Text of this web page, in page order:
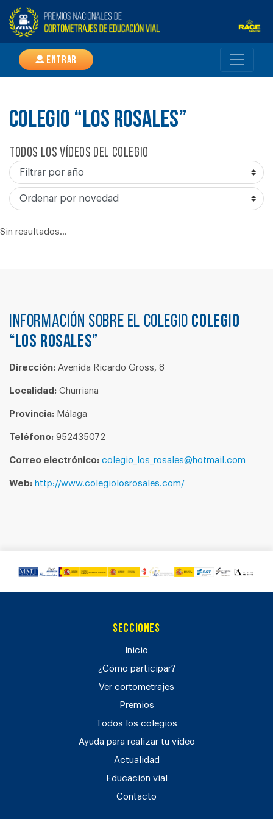
Entrar
COLEGIO “LOS ROSALES”
Todos los vídeos del colegio
Sin resultados...
Información sobre el colegio COLEGIO
“LOS ROSALES”
Dirección: Avenida Ricardo Gross, 8
Localidad: Churriana
Provincia: Málaga
Teléfono: 952435072
Correo electrónico: colegio_los_rosales@hotmail.com
Web: http://www.colegiolosrosales.com/
Secciones
Inicio
¿Cómo participar?
Ver cortometrajes
Premios
Todos los colegios
Ayuda para realizar tu vídeo
Actualidad
Educación vial
Contacto